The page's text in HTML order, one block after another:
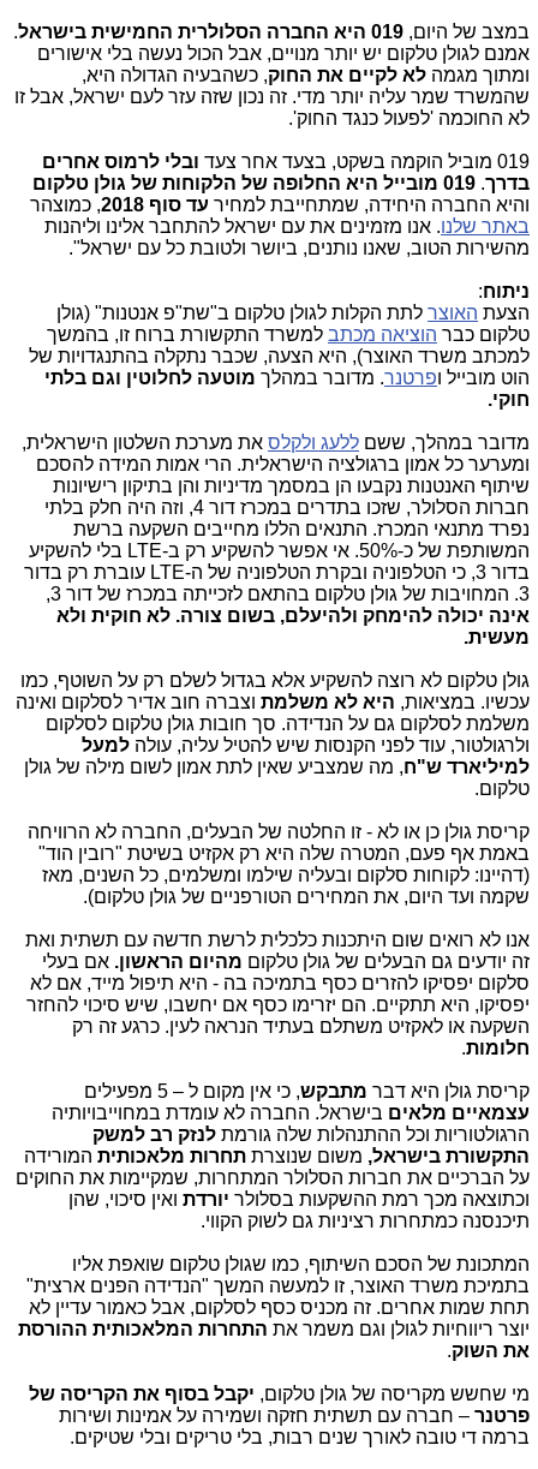
במצב של היום, 019 היא החברה הסלולרית החמישית בישראל
.
אמנם לגולן טלקום יש יותר מנויים, אבל הכול נעשה בלי אישורים
ומתוך מגמה לא לקיים את החוק, כשהבעיה הגדולה היא,
שהמשרד שמר עליה יותר מדי. זה נכון שזה עזר לעם ישראל, אבל זו
לא החוכמה 'לפעול כנגד החוק'.
019 מוביל הוקמה בשקט, בצעד אחר צעד
ובלי לרמוס אחרים
בדרך. 019 מובייל היא החלופה של הלקוחות של גולן טלקום
והיא החברה היחידה, שמתחייבת למחיר עד סוף 2018
, כמוצהר
באתר שלנו. אנו מזמינים את עם ישראל להתחבר אלינו וליהנות
מהשירות הטוב, שאנו נותנים, ביושר ולטובת כל עם ישראל".
ניתוח:
הצעת האוצר לתת הקלות לגולן טלקום ב"שת"פ אנטנות" (גולן
טלקום כבר הוציאה מכתב למשרד התקשורת ברוח זו, בהמשך
למכתב משרד האוצר), היא הצעה, שכבר נתקלה בהתנגדויות של
הוט מובייל ופרטנר. מדובר במהלך מוטעה לחלוטין וגם בלתי
חוקי.
מדובר במהלך, ששם ללעג ולקלס את מערכת השלטון הישראלית,
ומערער כל אמון ברגולציה הישראלית. הרי אמות המידה להסכם
שיתוף האנטנות נקבעו הן במסמך מדיניות והן בתיקון רישיונות
חברות הסלולר, שזכו בתדרים במכרז דור 4, וזה היה חלק בלתי
נפרד מתנאי המכרז. התנאים הללו מחייבים השקעה ברשת
המשותפת של כ-50%. אי אפשר להשקיע רק ב-LTE בלי להשקיע
בדור 3, כי הטלפוניה ובקרת הטלפוניה של ה-LTE עוברת רק בדור
3. המחויבות של גולן טלקום בהתאם לזכייתה במכרז של דור 3,
אינה יכולה להימחק ולהיעלם, בשום צורה. לא חוקית ולא
מעשית.
גולן טלקום לא רוצה להשקיע אלא בגדול לשלם רק על השוטף, כמו
עכשיו. במציאות, היא לא משלמת וצברה חוב אדיר לסלקום ואינה
משלמת לסלקום גם על הנדידה. סך חובות גולן טלקום לסלקום
ולרגולטור, עוד לפני הקנסות שיש להטיל עליה, עולה למעל
למיליארד ש"ח, מה שמצביע שאין לתת אמון לשום מילה של גולן
טלקום.
קריסת גולן כן או לא - זו החלטה של הבעלים, החברה לא הרוויחה
באמת אף פעם, המטרה שלה היא רק אקזיט בשיטת "רובין הוד"
(דהיינו: לקוחות סלקום ובעליה שילמו ומשלמים, כל השנים, מאז
שקמה ועד היום, את המחירים הטורפניים של גולן טלקום).
אנו לא רואים שום היתכנות כלכלית לרשת חדשה עם תשתית ואת
זה יודעים גם הבעלים של גולן טלקום מהיום הראשון. אם בעלי
סלקום יפסיקו להזרים כסף בתמיכה בה - היא תיפול מייד, אם לא
יפסיקו, היא תתקיים. הם יזרימו כסף אם יחשבו, שיש סיכוי להחזר
השקעה או לאקזיט משתלם בעתיד הנראה לעין. כרגע זה רק
חלומות.
קריסת גולן היא דבר מתבקש, כי אין מקום ל – 5 מפעילים
עצמאיים מלאים בישראל. החברה לא עומדת במחוייבויותיה
הרגולטוריות וכל ההתנהלות שלה גורמת לנזק רב למשק
התקשורת בישראל, משום שנוצרת תחרות מלאכותית המורידה
על הברכיים את חברות הסלולר המתחרות, שמקיימות את החוקים
וכתוצאה מכך רמת ההשקעות בסלולר יורדת ואין סיכוי, שהן
תיכנסנה כמתחרות רציניות גם לשוק הקווי.
המתכונת של הסכם השיתוף, כמו שגולן טלקום שואפת אליו
בתמיכת משרד האוצר, זו למעשה המשך "הנדידה הפנים ארצית"
תחת שמות אחרים. זה מכניס כסף לסלקום, אבל כאמור עדיין לא
יוצר ריווחיות לגולן וגם משמר את התחרות המלאכותית ההורסת
את השוק.
מי שחשש מקריסה של גולן טלקום, יקבל בסוף את הקריסה של
פרטנר – חברה עם תשתית חזקה ושמירה על אמינות ושירות
ברמה די טובה לאורך שנים רבות, בלי טריקים ובלי שטיקים.